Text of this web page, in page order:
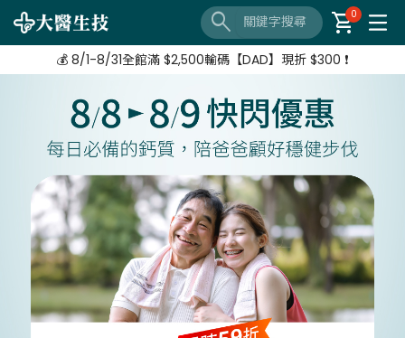
search shopping_cart
0
【8/3-8/10 爸氣補給站】 全站紅利享8%
💰 8/1-8/31全館滿 $2,500輸碼【DAD】現折 $300 ❗
【8/3-8/10 爸氣補給站】 全站紅利享8%